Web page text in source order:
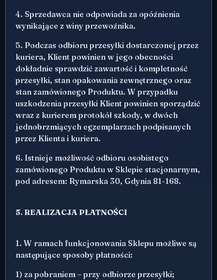
4. Sprzedawca nie odpowiada za opóźnienia
wynikające z winy przewoźnika.
5. Podczas odbioru przesyłki dostarczonej przez
kuriera, Klient powinien w jego obecności
dokładnie sprawdzić zawartość i kompletność
przesyłki, stan opakowania zewnętrznego oraz
stan zamówionego Produktu. W przypadku
uszkodzenia przesyłki Klient powinien sporządzić
wraz z kurierem protokół szkody, w dwóch
jednobrzmiących egzemplarzach podpisanych
przez Klienta i kuriera.
6. Istnieje możliwość odbioru osobistego
zamówionego Produktu w Sklepie stacjonarnym,
pod adresem: Rymarska 30, Gdynia 81-168.
5. REALIZACJA PŁATNOŚCI
1. W ramach funkcjonowania Sklepu możliwe są
następujące sposoby płatności:
1) za pobraniem – przy odbiorze przesyłki;